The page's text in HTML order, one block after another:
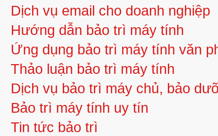
Dịch vụ email cho doanh nghiệp
Hướng dẫn bảo trì máy tính
Ứng dụng bảo trì máy tính văn
Thảo luận bảo trì máy tính
Dịch vụ bảo trì máy chủ, bảo
Bảo trì máy tính uy tín
Tin tức bảo trì